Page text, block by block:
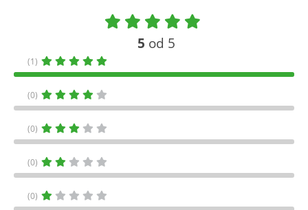
5 od 5
(1)
(0)
(0)
(0)
(0)